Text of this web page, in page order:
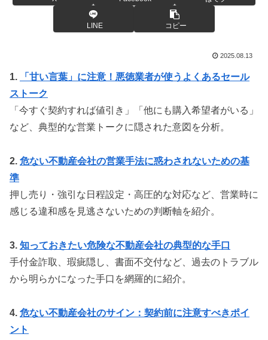
LINE コピー
2025.08.13
1.
「甘い言葉」に注意！悪徳業者が使うよくあるセール
ストーク
「今すぐ契約すれば値引き」「他にも購入希望者がいる」
など、典型的な営業トークに隠された意図を分析。
2. 危ない不動産会社の営業手法に惑わされないための基
準
押し売り・強引な日程設定・高圧的な対応など、営業時に
感じる違和感を見逃さないための判断軸を紹介。
3. 知っておきたい危険な不動産会社の典型的な手口
手付金詐取、瑕疵隠し、書面不交付など、過去のトラブル
から明らかになった手口を網羅的に紹介。
4. 危ない不動産会社のサイン：契約前に注意すべきポイ
ント